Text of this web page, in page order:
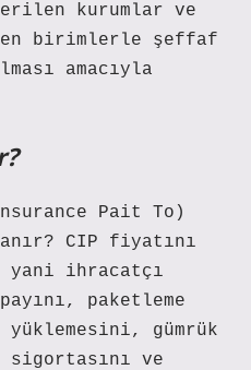
kurumlar ve
birimlerle şeffaf
amacıyla
Pait To)
CIP fiyatını
yani ihracatçı
paketleme
gümrük
ve